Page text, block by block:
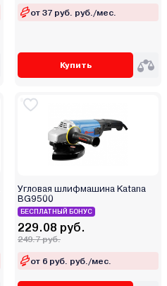
от 37 руб. руб./мес.
Купить
Угловая шлифмашина Katana
BG9500
БЕСПЛАТНЫЙ БОНУС
229.08 руб.
249.7 руб.
от 6 руб. руб./мес.